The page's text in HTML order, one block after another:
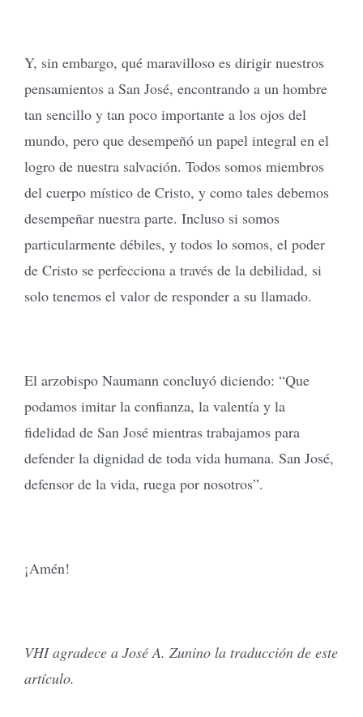
Y, sin embargo, qué maravilloso es dirigir nuestros
pensamientos a San José, encontrando a un hombre
tan sencillo y tan poco importante a los ojos del
mundo, pero que desempeñó un papel integral en el
logro de nuestra salvación. Todos somos miembros
del cuerpo místico de Cristo, y como tales debemos
desempeñar nuestra parte. Incluso si somos
particularmente débiles, y todos lo somos, el poder
de Cristo se perfecciona a través de la debilidad, si
solo tenemos el valor de responder a su llamado.
El arzobispo Naumann concluyó diciendo: “Que
podamos imitar la confianza, la valentía y la
fidelidad de San José mientras trabajamos para
defender la dignidad de toda vida humana. San José,
defensor de la vida, ruega por nosotros”.
¡Amén!
VHI agradece a José A. Zunino la traducción de este
artículo.